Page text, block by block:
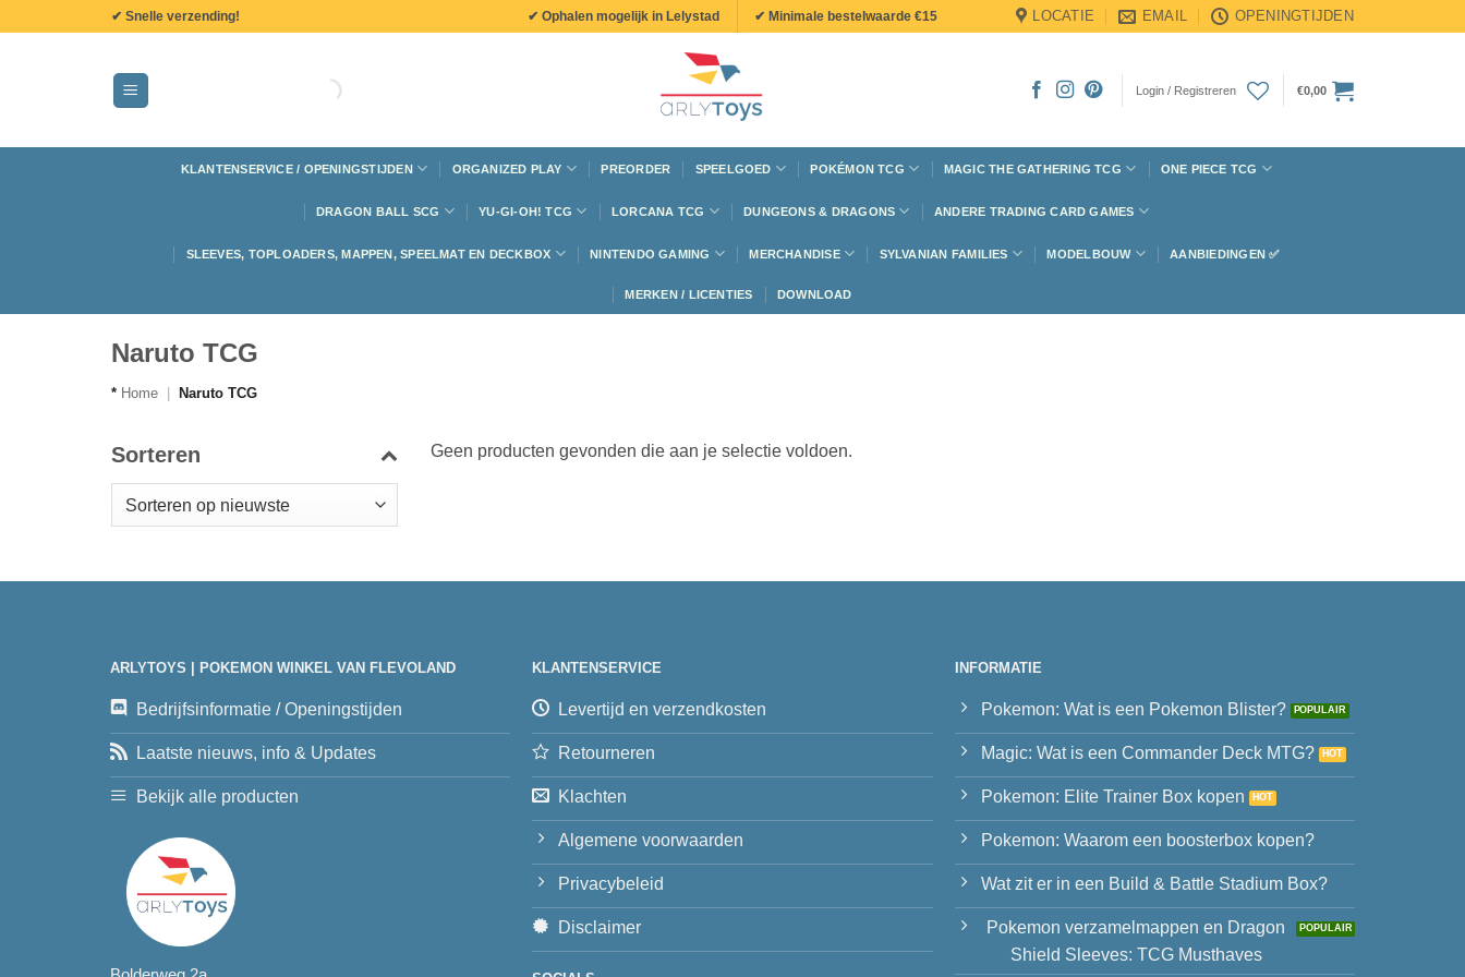
✔ Snelle verzending! ✔ Ophalen mogelijk in Lelystad ✔ Minimale bestelwaarde €15 LOCATIE EMAIL OPENINGTIJDEN
Login / Registreren €0,00
KLANTENSERVICE / OPENINGSTIJDEN ORGANIZED PLAY PREORDER SPEELGOED POKÉMON TCG MAGIC THE GATHERING TCG ONE PIECE TCG
DRAGON BALL SCG YU-GI-OH! TCG LORCANA TCG DUNGEONS & DRAGONS ANDERE TRADING CARD GAMES
SLEEVES, TOPLOADERS, MAPPEN, SPEELMAT EN DECKBOX NINTENDO GAMING MERCHANDISE SYLVANIAN FAMILIES MODELBOUW AANBIEDINGEN ✅
MERKEN / LICENTIES DOWNLOAD
Naruto TCG
* Home Naruto TCG
Sorteren Geen producten gevonden die aan je selectie voldoen.
ARLYTOYS | POKEMON WINKEL VAN FLEVOLAND
Bedrijfsinformatie / Openingstijden
Laatste nieuws, info & Updates
Bekijk alle producten
KLANTENSERVICE
Levertijd en verzendkosten
Retourneren
Klachten
Algemene voorwaarden
Privacybeleid
Disclaimer
INFORMATIE
Pokemon: Wat is een Pokemon Blister?
Magic: Wat is een Commander Deck MTG?
Pokemon: Elite Trainer Box kopen
Pokemon: Waarom een boosterbox kopen?
Wat zit er in een Build & Battle Stadium Box?
Pokemon verzamelmappen en Dragon
Shield Sleeves: TCG Musthaves